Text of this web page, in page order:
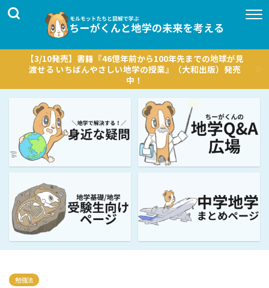
【3/10発売】書籍『46億年前から100年先までの地球が見
渡せる いちばんやさしい地学の授業』（大和出版）発売
中！
勉強法